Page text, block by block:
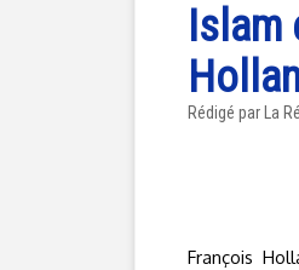
Rédigé par La
François